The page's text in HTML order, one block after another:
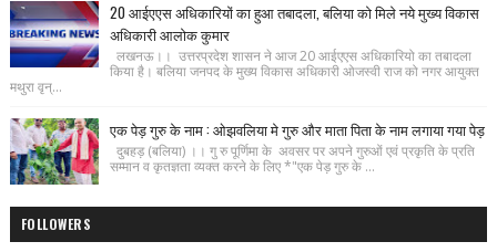
20 आईएएस अधिकारियों का हुआ तबादला, बलिया को मिले नये मुख्य विकास
अधिकारी आलोक कुमार
लखनऊ।। उत्तरप्रदेश शासन ने आज 20 आईएएस अधिकारियो का तबादला
किया है। बलिया जनपद के मुख्य विकास अधिकारी ओजस्वी राज को नगर आयुक्त
मथुरा वृन्...
एक पेड़ गुरु के नाम : ओझवलिया मे गुरु और माता पिता के नाम लगाया गया पेड़
दुबहड़ (बलिया) ।। गु रु पूर्णिमा के अवसर पर अपने गुरुओं एवं प्रकृति के प्रति
सम्मान व कृतज्ञता व्यक्त करने के लिए *"एक पेड़ गुरु के ...
FOLLOWERS